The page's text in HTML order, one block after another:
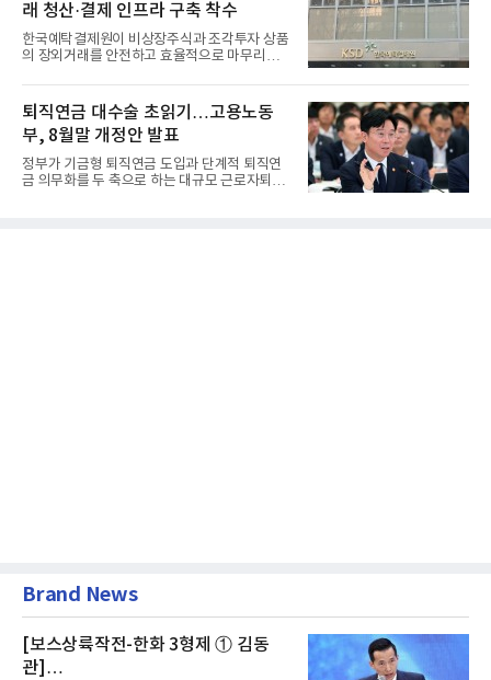
래 청산·결제 인프라 구축 착수
한국예탁결제원이 비상장주식과 조각투자 상품
의 장외거래를 안전하고 효율적으로 마무리하기
퇴직연금 대수술 초읽기…고용노동
부, 8월말 개정안 발표
정부가 기금형 퇴직연금 도입과 단계적 퇴직연
금 의무화를 두 축으로 하는 대규모 근로자퇴직
Brand News
[보스상륙작전-한화 3형제 ① 김동
관]